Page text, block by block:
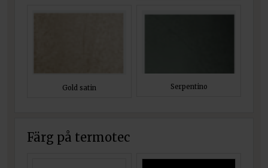
Gold satin Serpentino
Färg på termotec